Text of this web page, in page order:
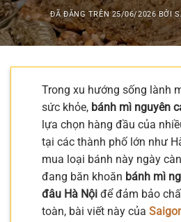
ĐÃ ĐĂNG TRÊN 25/06/2026 BỞI
Trong xu hướng sống lành
sức khỏe, bánh mì nguyên
lựa chọn hàng đầu của
tại các thành phố lớn như
mua loại bánh này ngày
đang băn khoăn bánh mì
đâu Hà Nội để đảm bảo
toàn, bài viết này của